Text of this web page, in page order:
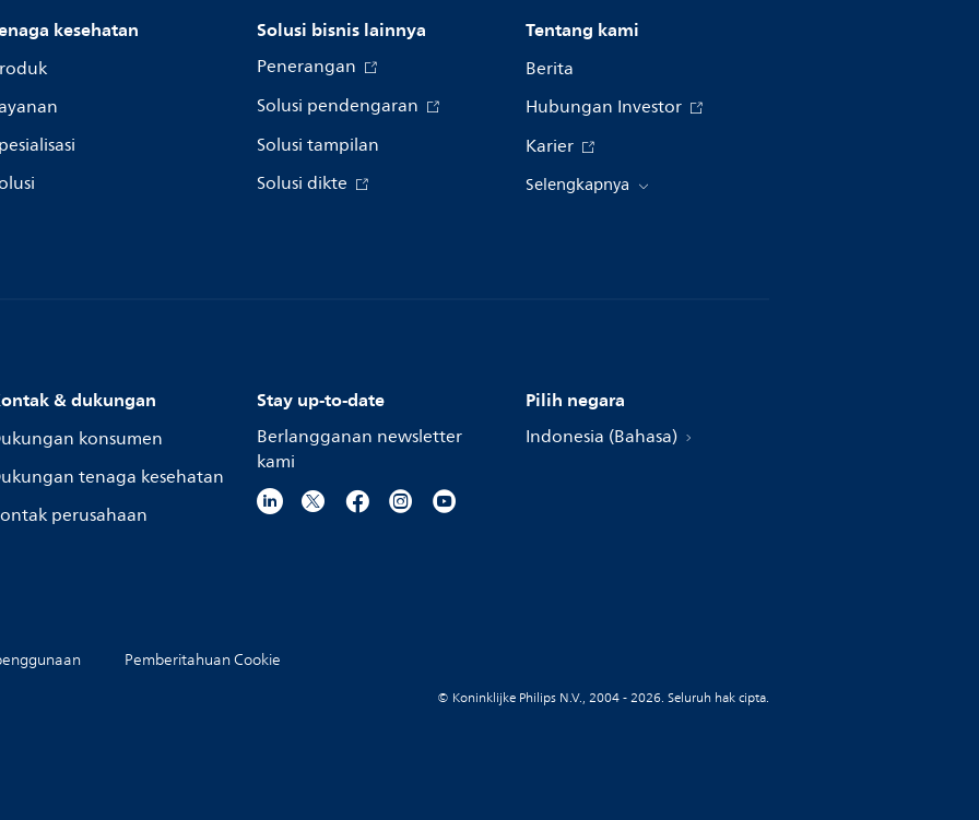
kesehatan Solusi bisnis lainnya
Penerangan
Solusi pendengaran
Solusi tampilan
Solusi dikte
Tentang kami
Berita
Hubungan Investor
Karier
Selengkapnya
& dukungan
konsumen
tenaga kesehatan
perusahaan
Stay up-to-date
Berlangganan newsletter
kami
Pilih negara
Indonesia (Bahasa)
Pemberitahuan Cookie
© Koninklijke Philips N.V., 2004 - 2026. Seluruh hak cipta.